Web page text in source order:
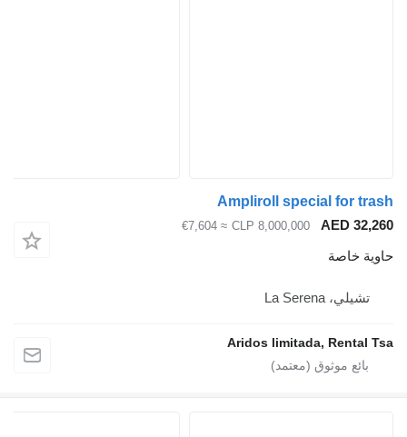
Ampliroll special for trash
AED 32,260
CLP 8,000,000
≈ €7,604
حاوية خاصة
تشيلي، La Serena
Aridos limitada, Rental Tsa